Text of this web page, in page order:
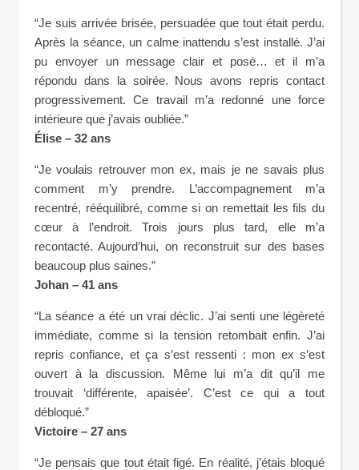
“Je suis arrivée brisée, persuadée que tout était perdu.
Après la séance, un calme inattendu s’est installé. J’ai
pu envoyer un message clair et posé… et il m’a
répondu dans la soirée. Nous avons repris contact
progressivement. Ce travail m’a redonné une force
intérieure que j’avais oubliée.”
Élise – 32 ans
“Je voulais retrouver mon ex, mais je ne savais plus
comment m’y prendre. L’accompagnement m’a
recentré, rééquilibré, comme si on remettait les fils du
cœur à l’endroit. Trois jours plus tard, elle m’a
recontacté. Aujourd’hui, on reconstruit sur des bases
beaucoup plus saines.”
Johan – 41 ans
“La séance a été un vrai déclic. J’ai senti une légèreté
immédiate, comme si la tension retombait enfin. J’ai
repris confiance, et ça s’est ressenti : mon ex s’est
ouvert à la discussion. Même lui m’a dit qu’il me
trouvait ‘différente, apaisée’. C’est ce qui a tout
débloqué.”
Victoire – 27 ans
“Je pensais que tout était figé. En réalité, j’étais bloqué